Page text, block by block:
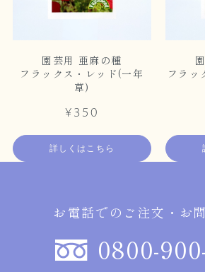
園芸用 亜麻の種
フラックス・レッド(一年
草)
¥350
詳しくはこちら
フラッ
お電話でのご注文・お
0800-